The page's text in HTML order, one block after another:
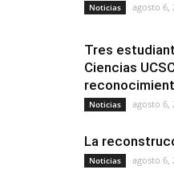
Noticias agosto 6,
Tres
Ciencias
Noticias agosto 6,
La
Noticias agosto 6,